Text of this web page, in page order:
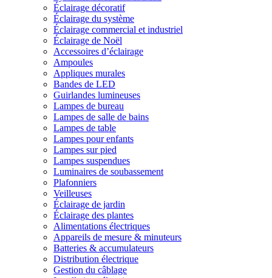
Éclairage décoratif
Éclairage du système
Éclairage commercial et industriel
Éclairage de Noël
Accessoires d’éclairage
Ampoules
Appliques murales
Bandes de LED
Guirlandes lumineuses
Lampes de bureau
Lampes de salle de bains
Lampes de table
Lampes pour enfants
Lampes sur pied
Lampes suspendues
Luminaires de soubassement
Plafonniers
Veilleuses
Éclairage de jardin
Éclairage des plantes
Alimentations électriques
Appareils de mesure & minuteurs
Batteries & accumulateurs
Distribution électrique
Gestion du câblage